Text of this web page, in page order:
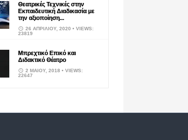
Θεατρικές Τεχνικές στην
Εκπαιδευτική Διαδικασία με
την αξιοποίηση...
26 ΑΠΡΙΛΊΟΥ, 2020 • VIEWS:
23819
Μπρεχτικό Επικό και
Διδακτικό Θέατρο
2 ΜΑΪ́ΟΥ, 2018 • VIEWS:
22647